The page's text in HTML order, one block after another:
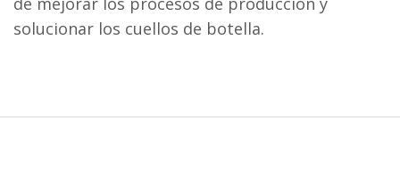
solucionar los cuellos de botella.